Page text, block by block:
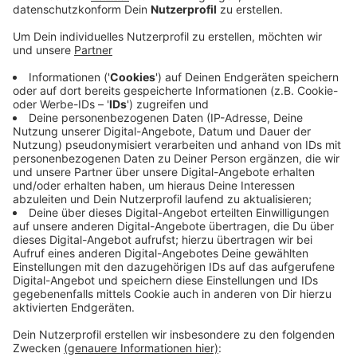
trägt die Stadt sie - Stand jetzt - alleine. Weil aber
betreut werden, müsse man das fortsetzen, heißt
deswegen nötig, weil die Stadt alle Eltern
ausdrücklich auffordert, die Kinder zur Zeit nicht
in die Kita zu bringen. Die Eltern, die dem folgen,
dürfe man nicht bestrafen, in dem man ihnen
trotzdem Gebühren aufbrummt. Die SPD fordert
die Landesregierung auf, ihren Teil beizutragen
und sich wieder mit 50 Prozent zu beteiligen.
Andere Kommunen in NRW haben schon
beschlossen, die Eltern weiter von den Gebühren
zu befreien - die Stadt Aachen zum Beispiel für das
ganze Jahr.
Veröffentlicht:Dienstag, 30.03.2021 16:00
Anzeige